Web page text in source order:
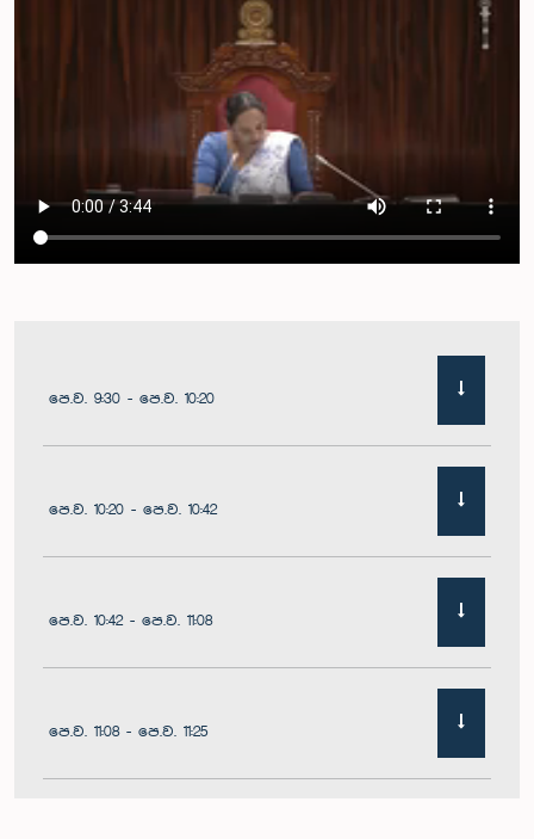
පෙ.ව. 9:30 - පෙ.ව. 10:20
පෙ.ව. 10:20 - පෙ.ව. 10:42
පෙ.ව. 10:42 - පෙ.ව. 11:08
පෙ.ව. 11:08 - පෙ.ව. 11:25